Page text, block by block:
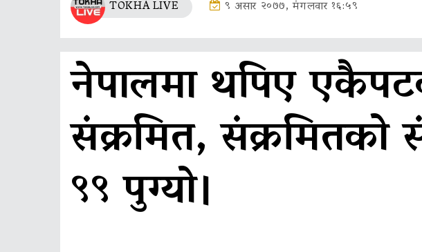
TOKHA LIVE ९ असार २०७७, मंगलवार १६:५९
नेपालमा थपिए
संक्रमित, संक्रमितको
९९ पुग्यो।